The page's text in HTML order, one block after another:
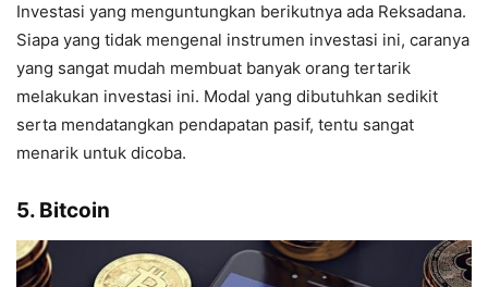
Investasi yang menguntungkan berikutnya ada Reksadana.
Siapa yang tidak mengenal instrumen investasi ini, caranya
yang sangat mudah membuat banyak orang tertarik
melakukan investasi ini. Modal yang dibutuhkan sedikit
serta mendatangkan pendapatan pasif, tentu sangat
menarik untuk dicoba.
5. Bitcoin